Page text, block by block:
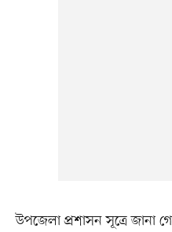
উপজেলা প্রশাসন সূত্রে জানা